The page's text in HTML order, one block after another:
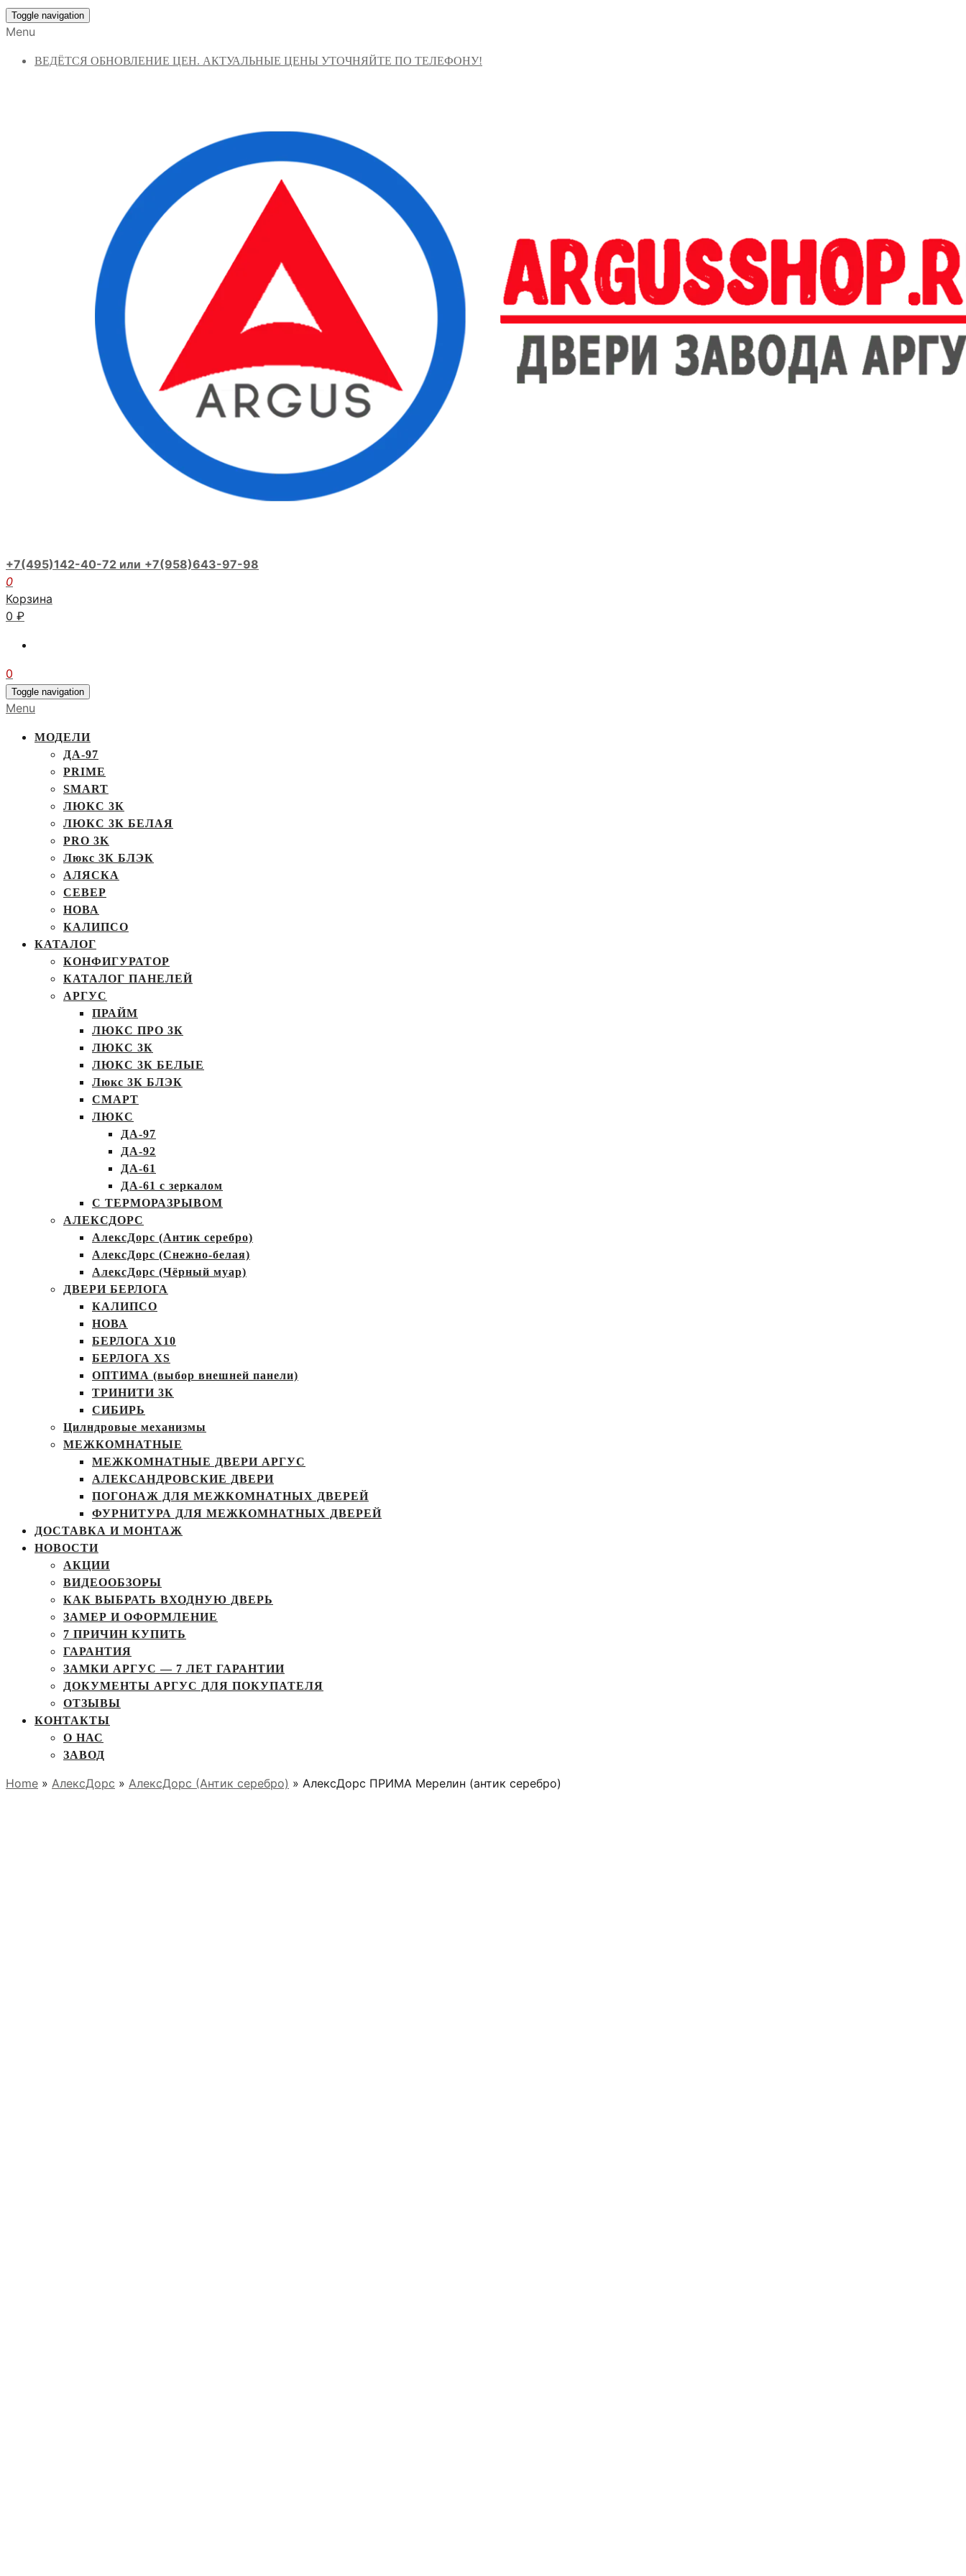
Toggle navigation
Menu
ВЕДЁТСЯ ОБНОВЛЕНИЕ ЦЕН. АКТУАЛЬНЫЕ ЦЕНЫ УТОЧНЯЙТЕ ПО ТЕЛЕФОНУ!
+7(495)142-40-72 или +7(958)643-97-98
0
Корзина
0 ₽
0
Toggle navigation
Menu
МОДЕЛИ
ДА-97
PRIME
SMART
ЛЮКС 3К
ЛЮКС 3К БЕЛАЯ
PRO 3K
Люкс 3К БЛЭК
АЛЯСКА
СЕВЕР
НОВА
КАЛИПСО
КАТАЛОГ
КОНФИГУРАТОР
КАТАЛОГ ПАНЕЛЕЙ
АРГУС
ПРАЙМ
ЛЮКС ПРО 3К
ЛЮКС 3К
ЛЮКС 3К БЕЛЫЕ
Люкс 3К БЛЭК
СМАРТ
ЛЮКС
ДА-97
ДА-92
ДА-61
ДА-61 с зеркалом
С ТЕРМОРАЗРЫВОМ
АЛЕКСДОРС
АлексДорс (Антик серебро)
АлексДорс (Снежно-белая)
АлексДорс (Чёрный муар)
ДВЕРИ БЕРЛОГА
КАЛИПСО
НОВА
БЕРЛОГА Х10
БЕРЛОГА XS
ОПТИМА (выбор внешней панели)
ТРИНИТИ 3К
СИБИРЬ
Цилндровые механизмы
МЕЖКОМНАТНЫЕ
МЕЖКОМНАТНЫЕ ДВЕРИ АРГУС
АЛЕКСАНДРОВСКИЕ ДВЕРИ
ПОГОНАЖ ДЛЯ МЕЖКОМНАТНЫХ ДВЕРЕЙ
ФУРНИТУРА ДЛЯ МЕЖКОМНАТНЫХ ДВЕРЕЙ
ДОСТАВКА И МОНТАЖ
НОВОСТИ
АКЦИИ
ВИДЕООБЗОРЫ
КАК ВЫБРАТЬ ВХОДНУЮ ДВЕРЬ
ЗАМЕР И ОФОРМЛЕНИЕ
7 ПРИЧИН КУПИТЬ
ГАРАНТИЯ
ЗАМКИ АРГУС — 7 ЛЕТ ГАРАНТИИ
ДОКУМЕНТЫ АРГУС ДЛЯ ПОКУПАТЕЛЯ
ОТЗЫВЫ
КОНТАКТЫ
О НАС
ЗАВОД
Home » АлексДорс » АлексДорс (Антик серебро) » АлексДорс ПРИМА Мерелин (антик серебро)